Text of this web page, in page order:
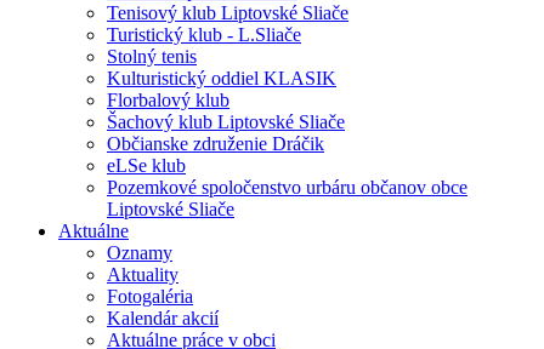
Tenisový klub Liptovské Sliače
Turistický klub - L.Sliače
Stolný tenis
Kulturistický oddiel KLASIK
Florbalový klub
Šachový klub Liptovské Sliače
Občianske združenie Dráčik
eLSe klub
Pozemkové spoločenstvo urbáru občanov obce
Liptovské Sliače
Aktuálne
Oznamy
Aktuality
Fotogaléria
Kalendár akcií
Aktuálne práce v obci